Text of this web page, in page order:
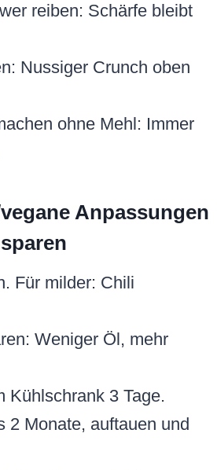
reiben: Schärfe bleibt
Nussiger Crunch oben
ohne Mehl: Immer
Anpassungen
Für milder: Chili
Weniger Öl, mehr
Kühlschrank 3 Tage.
2 Monate, auftauen und